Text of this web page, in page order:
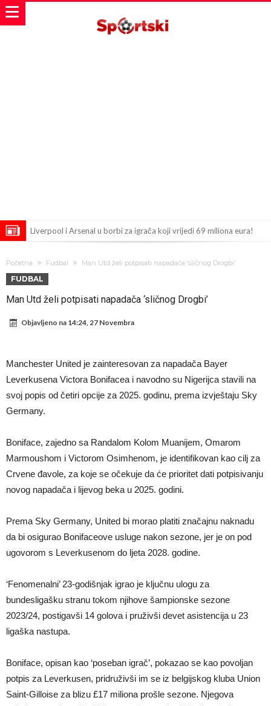
Liverpool i Arsenal u borbi za igrača koji vrijedi 69 miliona eura!
napokon poznat
Engleski reprezentativac optužen za napad u noćnom klubu
Manchester City pronašao idealnu zamjenu za Rodrija
Samo dva fudbalska velikana uspjela su ostvariti “nemoguće”! Jedan
od njih je Messi, znate li ko je drugi?
Прijelom u transferu Romera? Inter nema dovoljno sredstava,
Početna Fudbal Man Utd želi potpisati napadača ‘sličnog Drogbi’
FUDBAL
Man Utd želi potpisati napadača ‘sličnog Drogbi’
Objavljeno na 14:24, 27 Novembra
Manchester United je zainteresovan za napadača Bayer
Leverkusena Victora Bonifacea i navodno su Nigerijca stavili na
svoj popis od četiri opcije za 2025. godinu, prema izvještaju Sky
Germany.
Boniface, zajedno sa Randalom Kolom Muanijem, Omarom
Marmoushom i Victorom Osimhenom, je identifikovan kao cilj za
Crvene đavole, za koje se očekuje da će prioritet dati potpisivanju
novog napadača i lijevog beka u 2025. godini.
Prema Sky Germany, United bi morao platiti značajnu naknadu
da bi osigurao Bonifaceove usluge nakon sezone, jer je on pod
ugovorom s Leverkusenom do ljeta 2028. godine.
‘Fenomenalni’ 23-godišnjak igrao je ključnu ulogu za
bundesligašku stranu tokom njihove šampionske sezone
2023/24, postigavši 14 golova i pruživši devet asistencija u 23
ligaška nastupa.
Boniface, opisan kao ‘poseban igrač’, pokazao se kao povoljan
potpis za Leverkusen, pridruživši im se iz belgijskog kluba Union
Saint-Gilloise za blizu £17 miliona prošle sezone. Njegova